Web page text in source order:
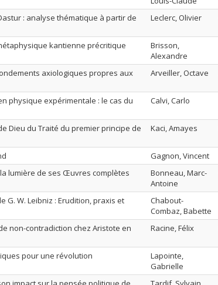
: analyse thématique à partir de
Leclerc, Olivier
kantienne précritique
Brisson,
Alexandre
axiologiques propres aux
Arveiller, Octave
physique expérimentale : le cas du
Calvi, Carlo
Dieu du Traité du premier principe de
Kaci, Amayes
Gagnon, Vincent
lumière de ses Œuvres complètes
Bonneau, Marc-
Antoine
G. W. Leibniz : Erudition, praxis et
Chabout-
Combaz, Babette
non-contradiction chez Aristote en
Racine, Félix
pour une révolution
Lapointe,
Gabrielle